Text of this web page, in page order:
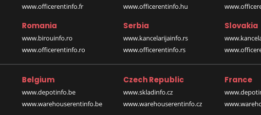
www.officerentinfo.fr
www.officerentinfo.hu
Romania
www.birouinfo.ro
www.officerentinfo.ro
Serbia
www.kancelarijainfo.rs
www.officerentinfo.rs
Slovakia
Belgium
www.depotinfo.be
www.warehouserentinfo.be
Czech Republic
www.skladinfo.cz
www.warehouserentinfo.cz
France